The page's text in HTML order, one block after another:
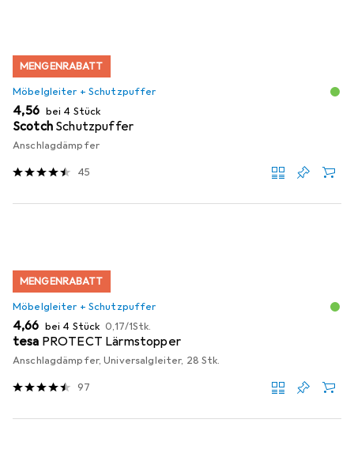
MENGENRABATT
Möbelgleiter + Schutzpuffer
EUR
4,56 bei 4 Stück
Scotch Schutzpuffer
Anschlagdämpfer
45
MENGENRABATT
Möbelgleiter + Schutzpuffer
EUR
4,66 bei 4 Stück EUR
0,17/1Stk.
tesa PROTECT Lärmstopper
Anschlagdämpfer, Universalgleiter, 28 Stk.
97